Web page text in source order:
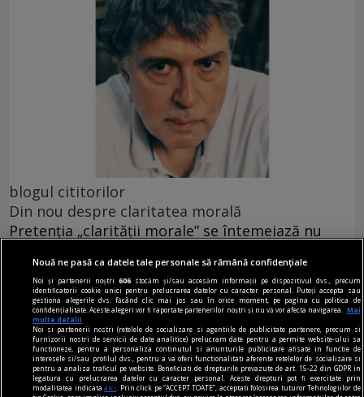
blogul cititorilor
Din nou despre claritatea morală
Pretenția „clarității morale” se întemeiază nu
terțului exclus (pe care bivalența singură nu-l
presupune).
Nouă ne pasă ca datele tale personale să rămână confidențiale
Noi și partenerii noștri606 stocăm și/sau accesăm informații pe dispozitivul dvs., precum
identificatorii cookie unici pentru prelucrarea datelor cu caracter personal. Puteți accepta sau
gestiona alegerile dvs. făcând clic mai jos sau în orice moment, pe pagina cu politica de
confidențialitate. Aceste alegeri vor fi raportate partenerilor noștri și nu vă vor afecta navigarea.
Mai
multe detalii
Noi si partenerii nostri (retelele de socializare si agentiile de publicitate partenere, precum si
furnizorii nostri de servicii de date analitice) prelucram date pentru a permite website-ului sa
functioneze, pentru a personaliza continutul si anunturile publicitare afisate in functie de
interesele si/sau profilul dvs., pentru a va oferi functionalitati aferente retelelor de socializare si
pentru a analiza traficul pe website. Beneficiati de drepturile prevazute de art. 15-22 din GDPR in
legatura cu prelucrarea datelor cu caracter personal. Aceste drepturi pot fi exercitate prin
modalitatea indicataaici
. Prin click pe “ACCEPT TOATE”, acceptati folosirea tuturor Tehnologiilor de